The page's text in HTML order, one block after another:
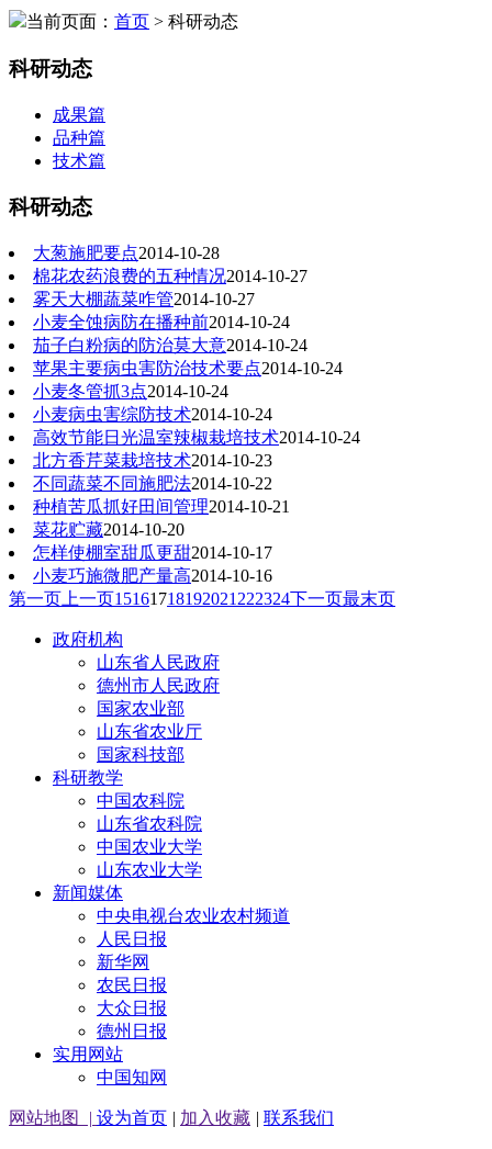
当前页面： 首页 > 科研动态
科研动态
成果篇
品种篇
技术篇
科研动态
大葱施肥要点2014-10-28
棉花农药浪费的五种情况2014-10-27
雾天大棚蔬菜咋管2014-10-27
小麦全蚀病防在播种前2014-10-24
茄子白粉病的防治莫大意2014-10-24
苹果主要病虫害防治技术要点2014-10-24
小麦冬管抓3点2014-10-24
小麦病虫害综防技术2014-10-24
高效节能日光温室辣椒栽培技术2014-10-24
北方香芹菜栽培技术2014-10-23
不同蔬菜不同施肥法2014-10-22
种植苦瓜抓好田间管理2014-10-21
菜花贮藏2014-10-20
怎样使棚室甜瓜更甜2014-10-17
小麦巧施微肥产量高2014-10-16
第一页 上一页15161718192021 222324下一页最末页
政府机构
山东省人民政府
德州市人民政府
国家农业部
山东省农业厅
国家科技部
科研教学
中国农科院
山东省农科院
中国农业大学
山东农业大学
新闻媒体
中央电视台农业农村频道
人民日报
新华网
农民日报
大众日报
德州日报
实用网站
中国知网
网站地图 | 设为首页 | 加入收藏 | 联系我们